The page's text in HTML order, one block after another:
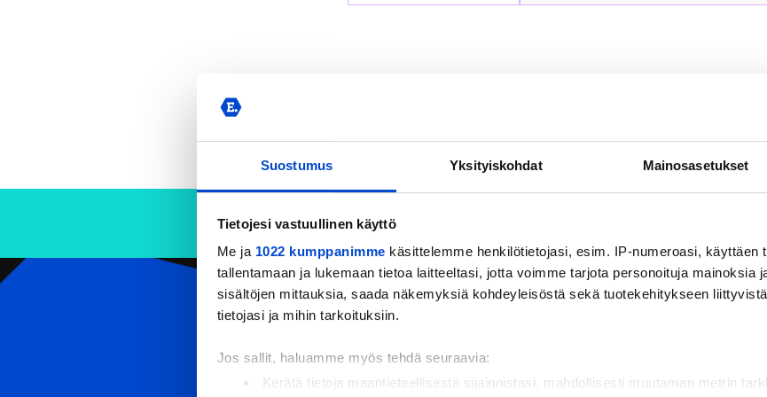
Suostumus Yksityiskohdat Mainosasetukset
Tietojesi vastuullinen käyttö
Me ja 1022 kumppanimme käsittelemme henkilötietojasi, esim. IP-numeroasi, käyttäen
tallentamaan ja lukemaan tietoa laitteeltasi, jotta voimme tarjota personoituja mainoksia
sisältöjen mittauksia, saada näkemyksiä kohdeyleisöstä sekä tuotekehitykseen
tietojasi ja mihin tarkoituksiin.
Jos sallit, haluamme myös tehdä seuraavia:
Kerätä tietoja maantieteellisestä sijainnistasi, mahdollisesti muutaman metrin
CONTACT US
Urheiluopistontie 138
EERIKKILÄ